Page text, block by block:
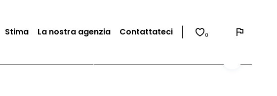
Stima La nostra agenzia Contattateci 0